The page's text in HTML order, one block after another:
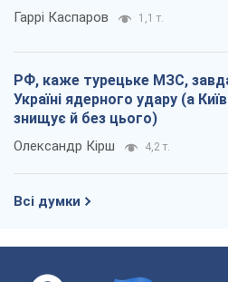
Гаррі Каспаров 1,1 т.
РФ, каже турецьке МЗС,
Україні ядерного удару (а
знищує й без цього)
Олександр Кірш 4,2 т.
Всі думки